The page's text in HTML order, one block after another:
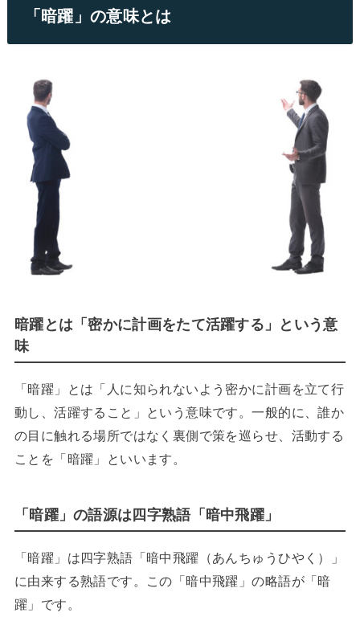
「暗躍」の意味とは
暗躍とは「密かに計画をたて活躍する」という意
味
「暗躍」とは「人に知られないよう密かに計画を立て行
動し、活躍すること」という意味です。一般的に、誰か
の目に触れる場所ではなく裏側で策を巡らせ、活動する
ことを「暗躍」といいます。
「暗躍」の語源は四字熟語「暗中飛躍」
「暗躍」は四字熟語「暗中飛躍（あんちゅうひやく）」
に由来する熟語です。この「暗中飛躍」の略語が「暗
躍」です。